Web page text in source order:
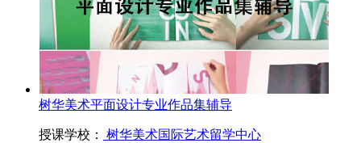
树华美术平面设计专业作品集辅导
授课学校： 树华美术国际艺术留学中心